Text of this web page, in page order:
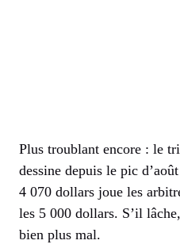
Plus troublant encore : le
dessine depuis le pic
4 070 dollars joue les
les 5 000 dollars. S’il
bien plus mal.